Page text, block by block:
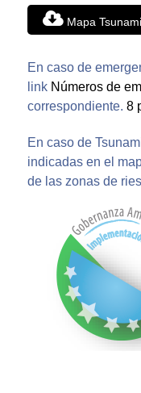
Mapa Tsunami
En caso de
link Números de
correspondiente. 8
En caso de
indicadas en el
de las zonas de